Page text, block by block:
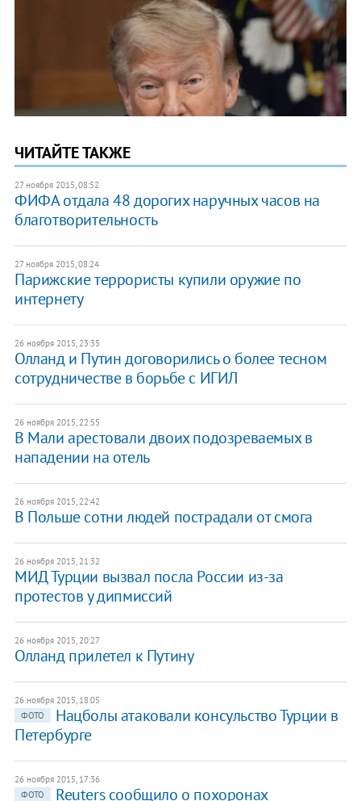
ЧИТАЙТЕ ТАКЖЕ
27 ноября 2015, 08:52
ФИФА отдала 48 дорогих наручных часов на
благотворительность
27 ноября 2015, 08:24
Парижские террористы купили оружие по
интернету
26 ноября 2015, 23:35
Олланд и Путин договорились о более тесном
сотрудничестве в борьбе с ИГИЛ
26 ноября 2015, 22:55
В Мали арестовали двоих подозреваемых в
нападении на отель
26 ноября 2015, 22:42
В Польше сотни людей пострадали от смога
26 ноября 2015, 21:32
МИД Турции вызвал посла России из-за
протестов у дипмиссий
26 ноября 2015, 20:27
Олланд прилетел к Путину
26 ноября 2015, 18:05
ФОТО
Нацболы атаковали консульство Турции в
Петербурге
26 ноября 2015, 17:36
ФОТО
Reuters сообщило о похоронах